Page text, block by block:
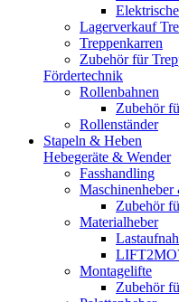
Lagerverkauf
Treppenkarren
Zubehör für
Fördertechnik
Rollenbahnen
Zubehör
Rollenständer
Stapeln & Heben
Hebegeräte & Wender
Fasshandling
Zubehör
Materialheber
Montagelifte
Zubehör